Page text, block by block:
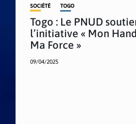
SOCIÉTÉ TOGO
Togo : Le PNUD
l’initiative « Mon
Ma Force »
09/04/2025